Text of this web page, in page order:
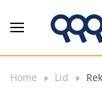
Overslaan
Home Lid